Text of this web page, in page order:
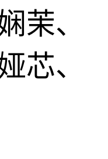
茉、
芯、